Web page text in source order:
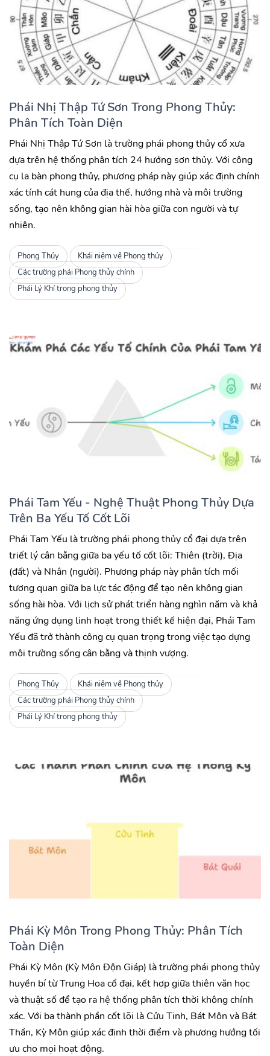
Phái Nhị Thập Tứ Sơn Trong Phong Thủy:
Phân Tích Toàn Diện
Phái Nhị Thập Tứ Sơn là trường phái phong thủy cổ xưa
dựa trên hệ thống phân tích 24 hướng sơn thủy. Với công
cụ la bàn phong thủy, phương pháp này giúp xác định chính
xác tính cát hung của địa thế, hướng nhà và môi trường
sống, tạo nên không gian hài hòa giữa con người và tự
nhiên.
Phong Thủy
Khái niệm về Phong thủy
Các trường phái Phong thủy chính
Phái Lý Khí trong phong thủy
Phái Tam Yếu - Nghệ Thuật Phong Thủy Dựa
Trên Ba Yếu Tố Cốt Lõi
Phái Tam Yếu là trường phái phong thủy cổ đại dựa trên
triết lý cân bằng giữa ba yếu tố cốt lõi: Thiên (trời), Địa
(đất) và Nhân (người). Phương pháp này phân tích mối
tương quan giữa ba lực tác động để tạo nên không gian
sống hài hòa. Với lịch sử phát triển hàng nghìn năm và khả
năng ứng dụng linh hoạt trong thiết kế hiện đại, Phái Tam
Yếu đã trở thành công cụ quan trọng trong việc tạo dựng
môi trường sống cân bằng và thịnh vượng.
Phong Thủy
Khái niệm về Phong thủy
Các trường phái Phong thủy chính
Phái Lý Khí trong phong thủy
Phái Kỳ Môn Trong Phong Thủy: Phân Tích
Toàn Diện
Phái Kỳ Môn (Kỳ Môn Độn Giáp) là trường phái phong thủy
huyền bí từ Trung Hoa cổ đại, kết hợp giữa thiên văn học
và thuật số để tạo ra hệ thống phân tích thời không chính
xác. Với ba thành phần cốt lõi là Cửu Tinh, Bát Môn và Bát
Thần, Kỳ Môn giúp xác định thời điểm và phương hướng tối
ưu cho mọi hoạt động.